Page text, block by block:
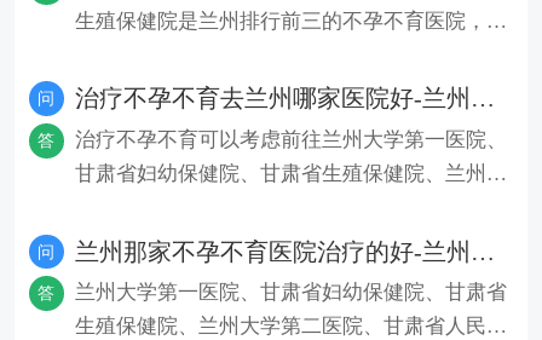
生殖保健院是兰州排行前三的不孕不育医院，这
问 治疗不孕不育去兰州哪家医院好-兰州十佳不孕不育科医院排名榜单？
答
治疗不孕不育可以考虑前往兰州大学第一医院、
甘肃省妇幼保健院、甘肃省生殖保健院、兰州大
问 兰州那家不孕不育医院治疗的好-兰州排行前十的不孕不育医院？
答
兰州大学第一医院、甘肃省妇幼保健院、甘肃省
生殖保健院、兰州大学第二医院、甘肃省人民医